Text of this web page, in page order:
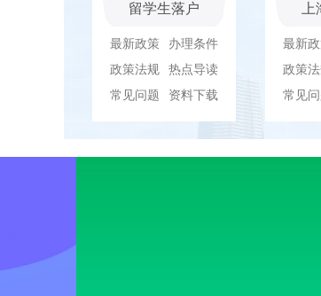
留学生落户
最新政策
办理条件
政策法规
热点导读
常见问题
资料下载
最新
政策
常见